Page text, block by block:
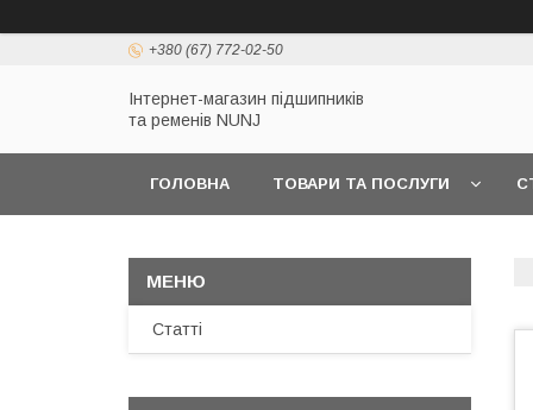
+380 (67) 772-02-50
Інтернет-магазин підшипників
та ременів NUNJ
ГОЛОВНА ТОВАРИ ТА ПОСЛУГИ
Статті